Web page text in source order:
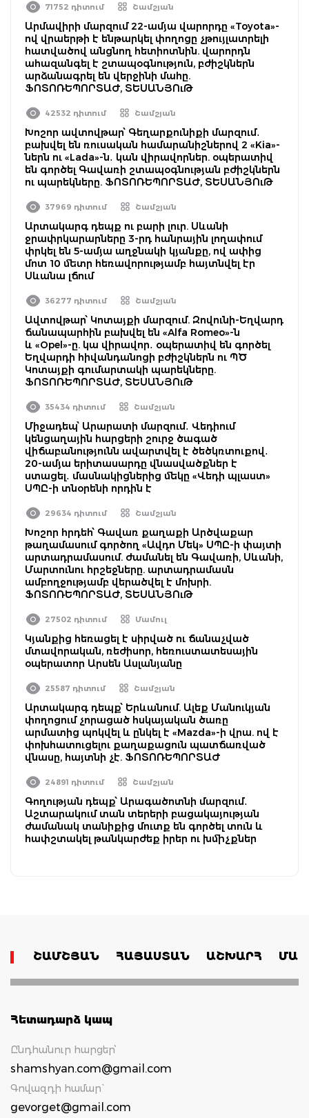
71752 դիտում Շամշյան
Արմավիրի մարզում 22-ամյա վարորդը «Toyota»-
ով վրաերթի է ենթարկել փողոցը չթույլատրելի
հատվածով անցնող հետիոտնին. վարորդն
ահազանգել է շտապօգնություն, բժիշկներն
արձանագրել են վերջինի մահը.
ՖՈՏՈՌԵՊՈՐՏԱԺ, ՏԵՍԱՆՅՈւԹ
42532 դիտում Շամշյան
Խոշոր ավտովթար՝ Գեղարքունիքի մարզում․
բախվել են ռուսական համարանիշներով 2 «Kia»-
ներն ու «Lada»-ն․ կան վիրավորներ. օպերատիվ
են գործել Գավառի շտապօգնության բժիշկներն
ու պարեկները. ՖՈՏՈՌԵՊՈՐՏԱԺ, ՏԵՍԱՆՅՈւԹ
37969 դիտում Շամշյան
Արտակարգ դեպք ու բարի լուր. Սևանի
ջրափրկարարները 3-րդ հանրային լողափում
փրկել են 5-ամյա աղջնակի կյանքը, ով ափից
մոտ 10 մետր հեռավորությամբ հայտնվել էր
Սևանա լճում
36277 դիտում Շամշյան
Ավտովթար՝ Կոտայքի մարզում. Զովունի-Եղվարդ
ճանապարհին բախվել են «Alfa Romeo»-ն
և «Opel»-ը. կա վիրավոր․ օպերատիվ են գործել
Եղվարդի հիվանդանոցի բժիշկներն ու ՊԾ
Կոտայքի գումարտակի պարեկները.
ՖՈՏՈՌԵՊՈՐՏԱԺ, ՏԵՍԱՆՅՈւԹ
35434 դիտում Շամշյան
Միջադեպ՝ Արարատի մարզում․ Վեդիում
կենցաղային հարցերի շուրջ ծագած
վիճաբանությունն ավարտվել է ծեծկռտուքով․
20-ամյա երիտասարդը վնասվածքներ է
ստացել․ մասնակիցներից մեկը «Վեդի պլաստ»
ՍՊԸ-ի տնօրենի որդին է
29634 դիտում Շամշյան
Խոշոր հրդեհ՝ Գավառ քաղաքի Արծվաքար
թաղամասում գործող «Ավդո Մեկ» ՍՊԸ-ի փայտի
արտադրամասում. ժամանել են Գավառի, Սևանի,
Մարտունու հրշեջները. արտադրամասն
ամբողջությամբ վերածվել է մոխրի.
ՖՈՏՈՌԵՊՈՐՏԱԺ, ՏԵՍԱՆՅՈւԹ
27502 դիտում Մամուլ
Կյանքից հեռացել է սիրված ու ճանաչված
մտավորական, ռեժիսոր, հեռուստատեսային
օպերատոր Արսեն Ասլանյանը
25587 դիտում Շամշյան
Արտակարգ դեպք՝ Երևանում. Ալեք Մանուկյան
փողոցում չորացած հսկայական ծառը
արմատից պոկվել և ընկել է «Mazda»-ի վրա. ով է
փոխհատուցելու քաղաքացուն պատճառված
վնասը, հայտնի չէ. ՖՈՏՈՌԵՊՈՐՏԱԺ
24891 դիտում Շամշյան
Գողության դեպք՝ Արագածոտնի մարզում․
Աշտարակում տան տերերի բացակայության
ժամանակ տանիքից մուտք են գործել տուն և
հափշտակել թանկարժեք իրեր ու խմիչքներ
ՇԱՄՇՅԱՆ ՀԱՅԱՍՏԱՆ ԱՇԽԱՐՀ
Հետադարձ կապ
Ընդհանուր հարցեր՝
shamshyan.com@gmail.com
Գովազդի համար`
gevorget@gmail.com